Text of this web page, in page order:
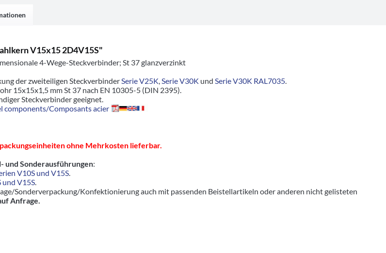
V15x15 2D4V15S"
4-Wege-Steckverbinder; St 37 glanzverzinkt
der zweiteiligen SteckverbinderSerie V25K,Serie V30K und Serie V30K RAL7035.
15x15x1,5 mm St 37 nach EN 10305-5 (DIN 2395).
Steckverbinder geeignet.
components/Composants acier
ohne Mehrkosten lieferbar.
und Sonderausführungen:
V10S und V15S.
und V15S.
Sonderverpackung/Konfektionierung auch mit passenden Beistellartikeln oder anderen nicht gelisteten
Anfrage.